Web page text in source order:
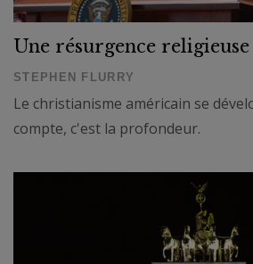
Une résurgence
STEPHEN FLURRY
Le christianisme américain se
compte, c'est la profondeur.